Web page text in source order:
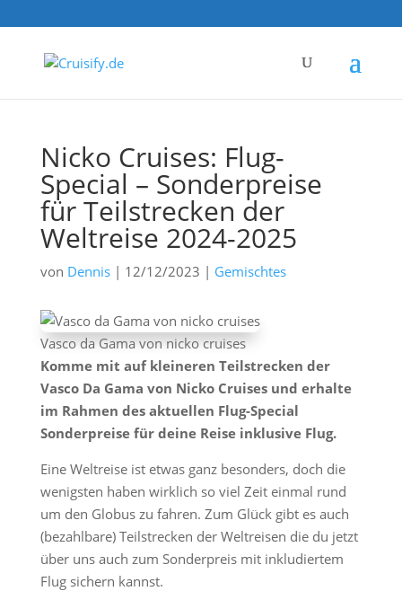
Nicko Cruises: Flug-
Special – Sonderpreise
für Teilstrecken der
Weltreise 2024-2025
von Dennis| 12/12/2023 | Gemischtes
Vasco da Gama von nicko cruises
Komme mit auf kleineren Teilstrecken der
Vasco Da Gama von Nicko Cruises und erhalte
im Rahmen des aktuellen Flug-Special
Sonderpreise für deine Reise inklusive Flug.
Eine Weltreise ist etwas ganz besonders, doch die
wenigsten haben wirklich so viel Zeit einmal rund
um den Globus zu fahren. Zum Glück gibt es auch
(bezahlbare) Teilstrecken der Weltreisen die du jetzt
über uns auch zum Sonderpreis mit inkludiertem
Flug sichern kannst.